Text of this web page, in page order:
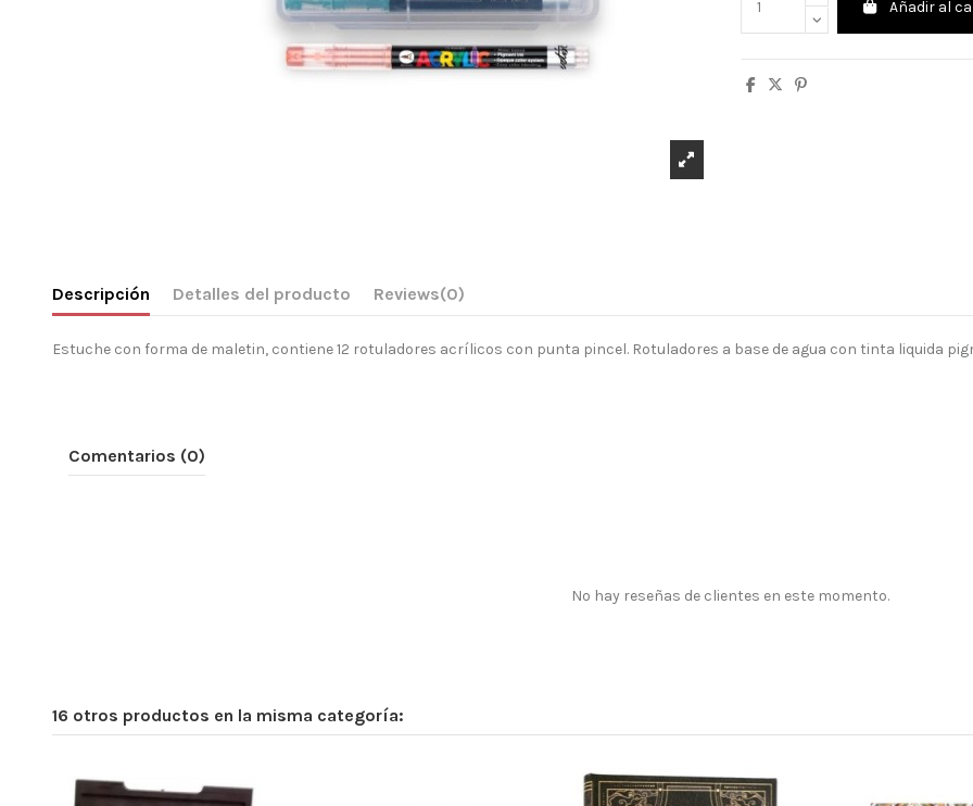
Añadir al
Descripción Detalles del producto Reviews(0)
Estuche con forma de maletin, contiene 12 rotuladores acrílicos con punta pincel. Rotuladores a base de agua con tinta liquida
Comentarios (0)
No hay reseñas de clientes en este momento.
16 otros productos en la misma categoría: